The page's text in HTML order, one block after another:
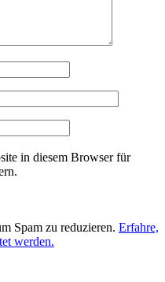
in diesem Browser für
Spam zu reduzieren. Erfahre,
werden.